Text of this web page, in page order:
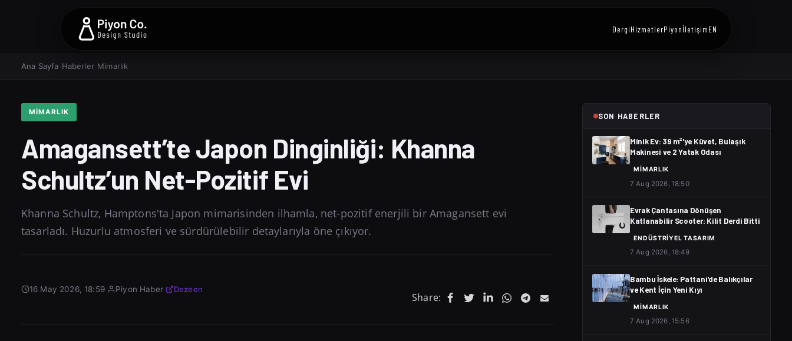
DergiHizmetlerPiyonİletişimEN
Ana Sayfa Haberler› Mimarlık
MIMARLIK
Amagansett’te Japon Dinginliği: Khanna
Schultz’un Net-Pozitif Evi
Khanna Schultz, Hamptons'ta Japon mimarisinden ilhamla, net-pozitif enerjili bir Amagansett evi
tasarladı. Huzurlu atmosferi ve sürdürülebilir detaylarıyla öne çıkıyor.
16 May 2026, 18:59· Piyon Haber· Dezeen
Share:
SON HABERLER
Minik Ev: 39 m²'ye Küvet, Bulaşık
Makinesi ve 2 Yatak Odası
MIMARLIK
7 Aug 2026, 18:50
Evrak Çantasına Dönüşen
Katlanabilir Scooter: Kilit Derdi Bitti
ENDÜSTRIYEL TASARIM
7 Aug 2026, 18:49
Bambu İskele: Pattani'de Balıkçılar
ve Kent İçin Yeni Kıyı
MIMARLIK
7 Aug 2026, 15:56